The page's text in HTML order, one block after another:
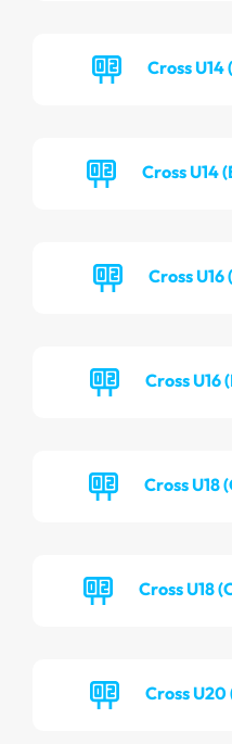
Cross U14
Cross U14
Cross
Cross U16
Cross U18
Cross U18
Cross U20